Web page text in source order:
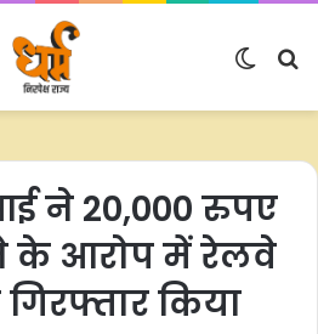
Switch
ने 20,000 रुपए
के आरोप में रेलवे
किया